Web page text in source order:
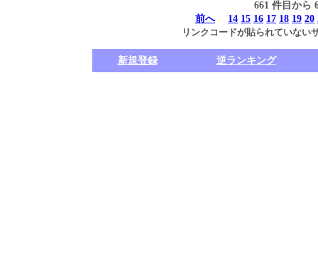
661 件目から
前へ
14 15 16 17 18 19 20
リンクコードが貼られていない
新規登録 逆ランキング